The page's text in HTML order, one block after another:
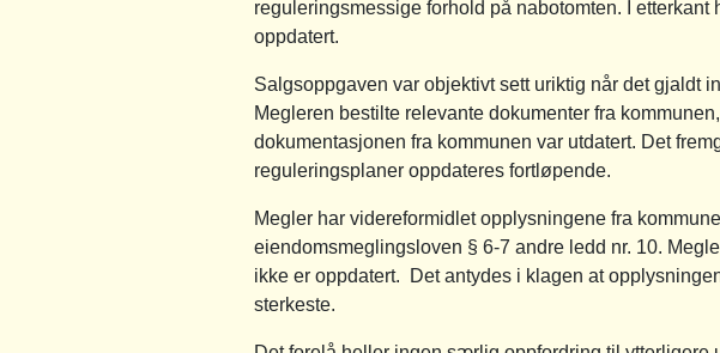
reguleringsmessige forhold på nabotomten. I
oppdatert.
Salgsoppgaven var objektivt sett uriktig når det gjaldt
Megleren bestilte relevante dokumenter fra
dokumentasjonen fra kommunen var utdatert. Det
reguleringsplaner oppdateres fortløpende.
Megler har videreformidlet opplysningene fra
eiendomsmeglingsloven § 6-7 andre ledd nr. 10.
ikke er oppdatert. Det antydes i klagen at
sterkeste.